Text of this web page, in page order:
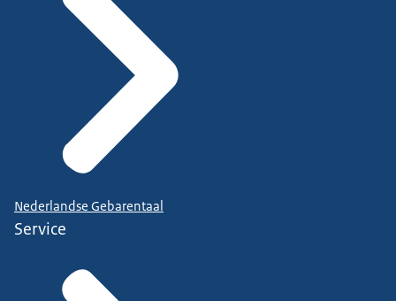
Nederlandse Gebarentaal
Service